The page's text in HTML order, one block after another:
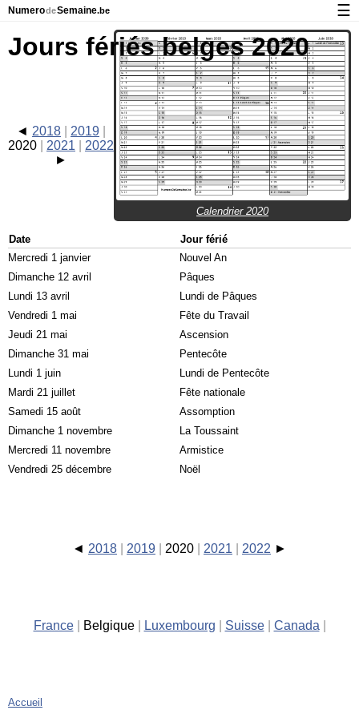
NumerodeSemaine.be
Calendrier avec jours fériés et numéro des semaines
À propos de NumeroDeSemaine.be
Confidentialité et cookies
☰
Jours fériés belges 2020
Calendrier 2020
2018
2019
2020
2021 2022
Date
Jour férié
Mercredi 1 janvier
Nouvel An
Dimanche 12 avril
Pâques
Lundi 13 avril
Lundi de Pâques
Vendredi 1 mai
Fête du Travail
Jeudi 21 mai
Ascension
Dimanche 31 mai
Pentecôte
Lundi 1 juin
Lundi de Pentecôte
Mardi 21 juillet
Fête nationale
Samedi 15 août
Assomption
Dimanche 1 novembre
La Toussaint
Mercredi 11 novembre
Armistice
Vendredi 25 décembre
Noël
2018 2019 2020 2021 2022
France Belgique Luxembourg Suisse Canada
Accueil